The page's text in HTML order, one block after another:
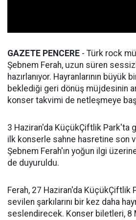
GAZETE PENCERE - Türk rock
Şebnem Ferah, uzun süren
hazırlanıyor. Hayranlarının büyük
beklediği geri dönüş müjdesinin
konser takvimi de netleşmeye
3 Haziran'da KüçükÇiftlik Park'ta
ilk konserle sahne hasretine son
Şebnem Ferah'ın yoğun ilgi
de duyuruldu.
Ferah, 27 Haziran'da KüçükÇiftlik
sevilen şarkılarını bir kez daha
seslendirecek. Konser biletleri, 8